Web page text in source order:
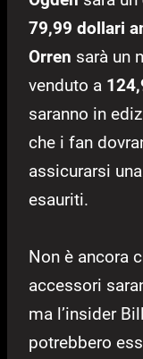
79,99 dollari
Orren sarà un
venduto a
saranno in
che i fan
assicurarsi
esauriti.
Non è ancora
accessori
ma l’insider
potrebbero